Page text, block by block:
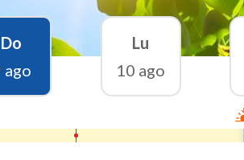
Do
ago
Lu
10 ago